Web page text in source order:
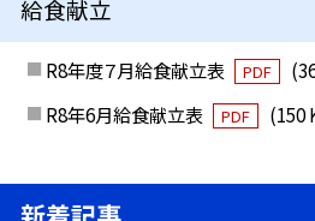
給食献立
R8年度７月給食献立表 PDF
R8年6月給食献立表
PDF (150